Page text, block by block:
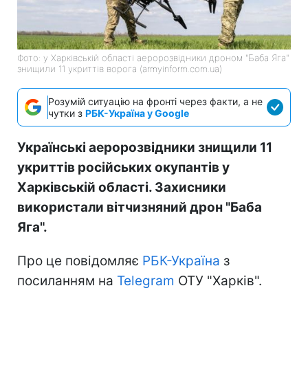
Фото: у Харківській області аеророзвідники дроном "Баба Яга"
знищили 11 укриттів ворога (armyinform.com.ua)
Розумій ситуацію на фронті через факти, а не
чутки з РБК-Україна у Google
Українські аеророзвідники знищили 11
укриттів російських окупантів у
Харківській області. Захисники
використали вітчизняний дрон "Баба
Яга".
Про це повідомляє РБК-Україна з
посиланням на Telegram ОТУ "Харків".